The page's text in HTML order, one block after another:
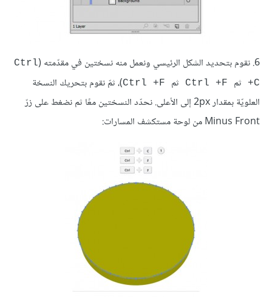
6. نقوم بتحديد الشكل الرئيسي ونعمل منه نسختين في مقدّمته (
Ctrl
+C
ثم ثم
)، ثمّ نقوم بتحريك النسخة
العلويّة بمقدار 2px إلى الأعلى. نحدّد النسختين معًا ثم نضغط على زرّ
Minus Front من لوحة مستكشف المسارات: